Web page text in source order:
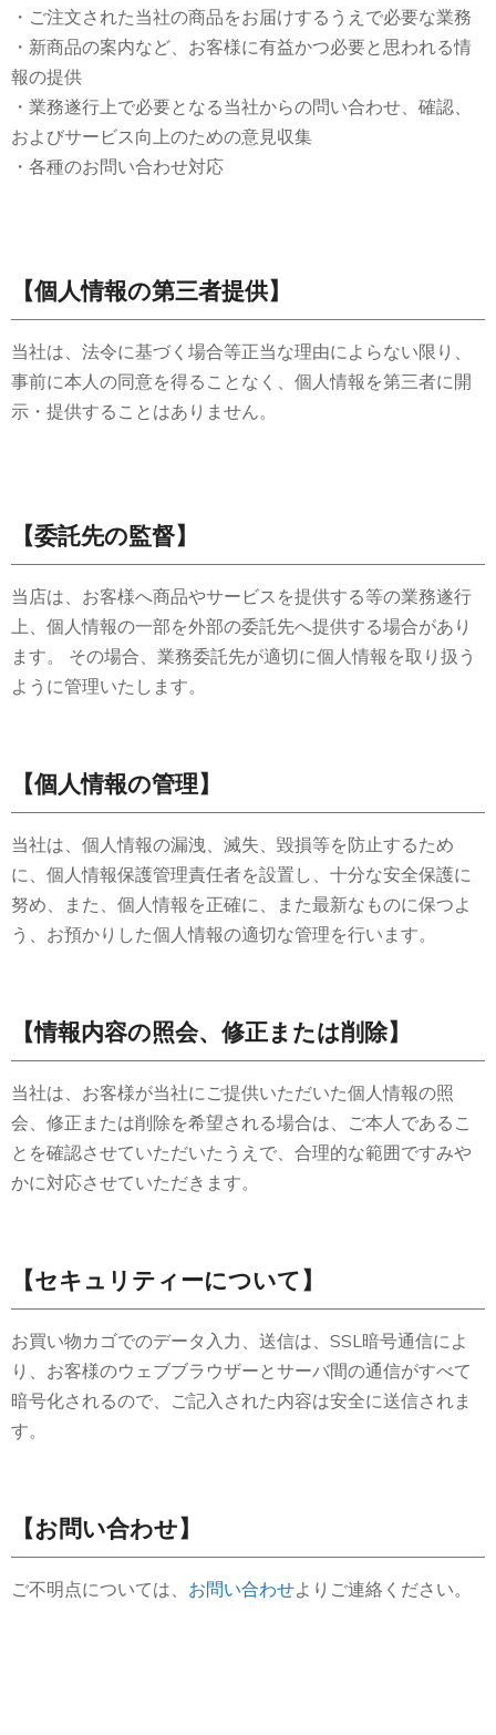
・ご注文された当社の商品をお届けするうえで必要な業務
・新商品の案内など、お客様に有益かつ必要と思われる情
報の提供
・業務遂行上で必要となる当社からの問い合わせ、確認、
およびサービス向上のための意見収集
・各種のお問い合わせ対応
【個人情報の第三者提供】
当社は、法令に基づく場合等正当な理由によらない限り、
事前に本人の同意を得ることなく、個人情報を第三者に開
示・提供することはありません。
【委託先の監督】
当店は、お客様へ商品やサービスを提供する等の業務遂行
上、個人情報の一部を外部の委託先へ提供する場合があり
ます。 その場合、業務委託先が適切に個人情報を取り扱う
ように管理いたします。
【個人情報の管理】
当社は、個人情報の漏洩、滅失、毀損等を防止するため
に、個人情報保護管理責任者を設置し、十分な安全保護に
努め、また、個人情報を正確に、また最新なものに保つよ
う、お預かりした個人情報の適切な管理を行います。
【情報内容の照会、修正または削除】
当社は、お客様が当社にご提供いただいた個人情報の照
会、修正または削除を希望される場合は、ご本人であるこ
とを確認させていただいたうえで、合理的な範囲ですみや
かに対応させていただきます。
【セキュリティーについて】
お買い物カゴでのデータ入力、送信は、SSL暗号通信によ
り、お客様のウェブブラウザーとサーバ間の通信がすべて
暗号化されるので、ご記入された内容は安全に送信されま
す。
【お問い合わせ】
ご不明点については、 お問い合わせよりご連絡ください。